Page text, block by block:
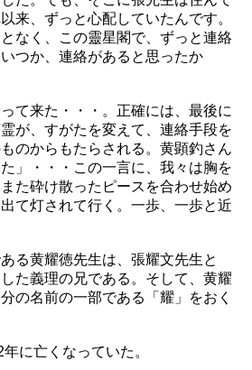
来、ずっと心配していたんです。
なく、この靈星閣で、ずっと連絡
つか、連絡があると思ったか
て来た・・・。正確には、最後に
が、すがたを変えて、連絡手段を
のからもたらされる。黄顕釣さん
」・・・この一言に、我々は胸を
た砕け散ったピースを合わせ始め
て灯されて行く。一歩、一歩と近
る黄耀徳先生は、張耀文先生と
た義理の兄である。そして、黄耀
の名前の一部である「耀」をおく
に亡くなっていた。